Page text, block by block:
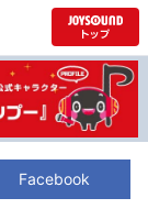
Facebook